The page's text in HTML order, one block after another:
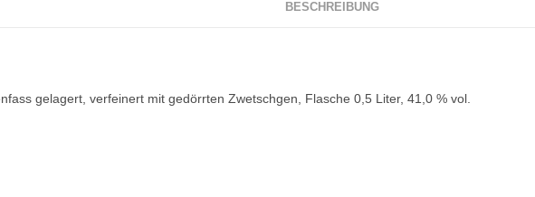
BESCHREIBUNG
gelagert, verfeinert mit gedörrten Zwetschgen, Flasche 0,5 Liter, 41,0 % vol.